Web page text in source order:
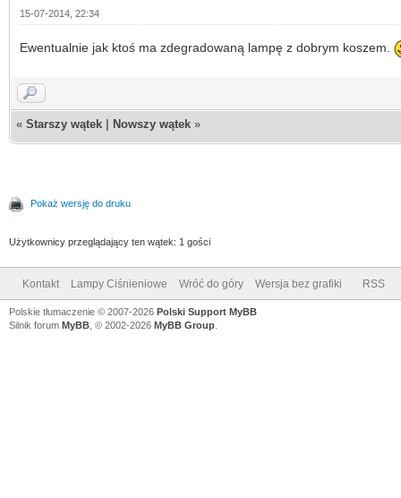
15-07-2014, 22:34
Ewentualnie jak ktoś ma zdegradowaną lampę z dobrym koszem.
« Starszy wątek Nowszy wątek »
Pokaż wersję do druku
Użytkownicy przeglądający ten wątek: 1 gości
Kontakt Lampy Ciśnieniowe Wróć do góry Wersja bez grafiki RSS
Polskie tłumaczenie © 2007-2026 Polski Support MyBB
Silnik forum MyBB , © 2002-2026 MyBB Group